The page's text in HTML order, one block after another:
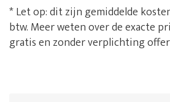
* Let op: dit zijn gemiddelde
btw. Meer weten over de exacte
gratis en zonder verplichting